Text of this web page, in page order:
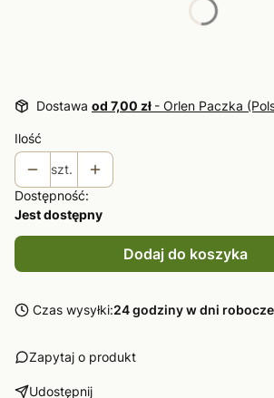
Dostawa od 7,00 zł - Orlen Paczka
Ilość
szt.
Dostępność:
Jest dostępny
Dodaj do koszyka
Czas wysyłki:24 godziny w dni robocze
Zapytaj o produkt
Udostępnij